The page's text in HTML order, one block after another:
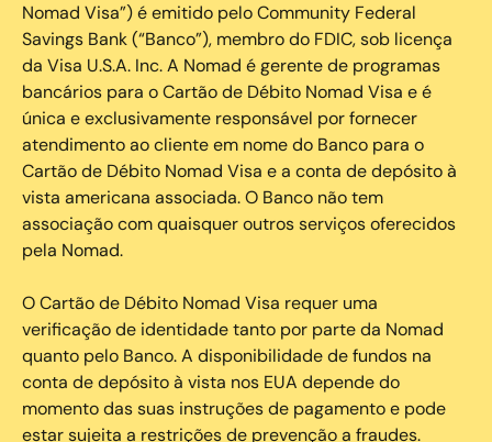
Nomad Visa”) é emitido pelo Community Federal
Savings Bank (“Banco”), membro do FDIC, sob licença
da Visa U.S.A. Inc. A Nomad é gerente de programas
bancários para o Cartão de Débito Nomad Visa e é
única e exclusivamente responsável por fornecer
atendimento ao cliente em nome do Banco para o
Cartão de Débito Nomad Visa e a conta de depósito à
vista americana associada. O Banco não tem
associação com quaisquer outros serviços oferecidos
pela Nomad.
O Cartão de Débito Nomad Visa requer uma
verificação de identidade tanto por parte da Nomad
quanto pelo Banco. A disponibilidade de fundos na
conta de depósito à vista nos EUA depende do
momento das suas instruções de pagamento e pode
estar sujeita a restrições de prevenção a fraudes.